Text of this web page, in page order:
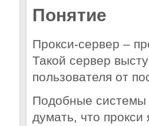
Понятие
Прокси-сервер –
Такой сервер
пользователя от
Подобные системы
думать, что